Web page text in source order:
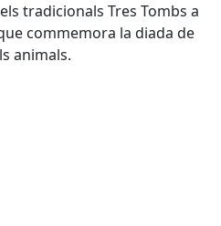
tradicionals Tres Tombs a
commemora la diada de
animals.